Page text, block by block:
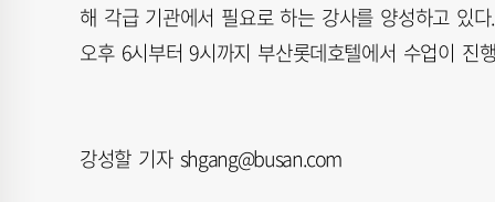
해 각급 기관에서 필요로 하는 강사를 양성하고 있
오후 6시부터 9시까지 부산롯데호텔에서 수업이 진
강성할 기자 shgang@busan.com